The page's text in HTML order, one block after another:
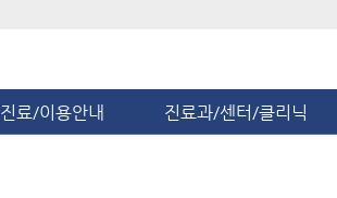
진료/이용안내 진료과/센터/클리닉